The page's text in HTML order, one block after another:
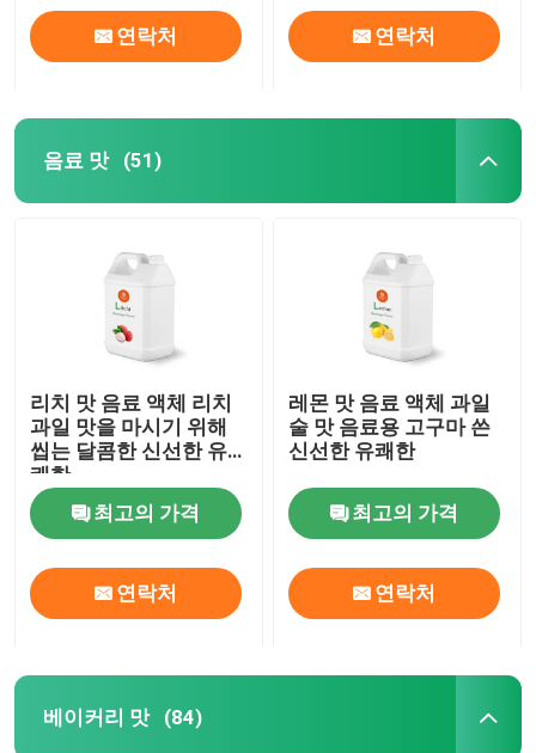
연락처 연락처
음료 맛 (51)
리치 맛 음료 액체 리치
과일 맛을 마시기 위해
씹는 달콤한 신선한 유
쾌한
최고의 가격
연락처
레몬 맛 음료 액체 과일
술 맛 음료용 고구마 쓴
신선한 유쾌한
최고의 가격
연락처
베이커리 맛 (84)